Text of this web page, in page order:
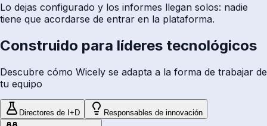
Lo dejas configurado y los informes llegan solos: nadie
tiene que acordarse de entrar en la plataforma.
Construido para líderes tecnológicos
Descubre cómo Wicely se adapta a la forma de trabajar de
tu equipo
Directores de I+D Responsables de innovación